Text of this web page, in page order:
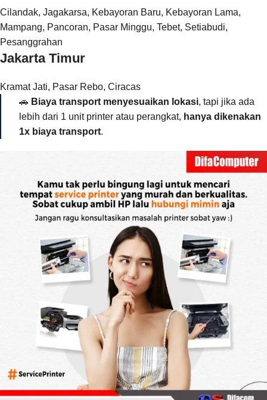
Cilandak, Jagakarsa, Kebayoran Baru, Kebayoran Lama,
Mampang, Pancoran, Pasar Minggu, Tebet, Setiabudi,
Pesanggrahan
Jakarta Timur
Kramat Jati, Pasar Rebo, Ciracas
🚗 Biaya transport menyesuaikan lokasi, tapi jika ada
lebih dari 1 unit printer atau perangkat, hanya dikenakan
1x biaya transport.